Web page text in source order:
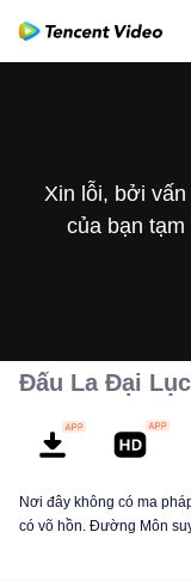
Xin lỗi, bởi
của bạn
Đấu La Đại
Nơi đây không có ma
có võ hồn. Đường Môn